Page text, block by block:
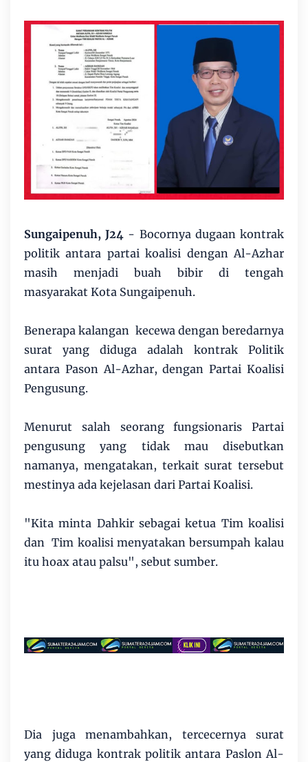
Sungaipenuh, J24 - Bocornya dugaan kontrak
politik antara partai koalisi dengan Al-Azhar
masih menjadi buah bibir di tengah
masyarakat Kota Sungaipenuh.
Benerapa kalangan kecewa dengan beredarnya
surat yang diduga adalah kontrak Politik
antara Pason Al-Azhar, dengan Partai Koalisi
Pengusung.
Menurut salah seorang fungsionaris Partai
pengusung yang tidak mau disebutkan
namanya, mengatakan, terkait surat tersebut
mestinya ada kejelasan dari Partai Koalisi.
"Kita minta Dahkir sebagai ketua Tim koalisi
dan Tim koalisi menyatakan bersumpah kalau
itu hoax atau palsu", sebut sumber.
Dia juga menambahkan, tercecernya surat
yang diduga kontrak politik antara Paslon Al-